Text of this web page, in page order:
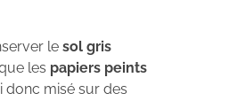
le sol gris
les papiers peints
donc misé sur des